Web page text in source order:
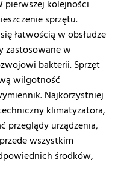
pierwszej kolejności
sprzętu.
łatwością w obsłudze
zastosowane w
bakterii. Sprzęt
wilgotność
Najkorzystniej
klimatyzatora,
przeglądy urządzenia,
wszystkim
środków,